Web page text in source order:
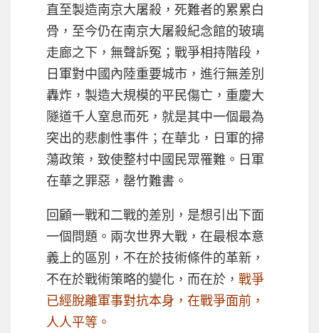
直至製造南京大屠殺，死難者的累累白
骨，至今仍在南京大屠殺紀念館的玻璃
走廊之下，無聲訴冤；戰爭相持階段，
日軍對中國內陸重要城市，進行無差別
轟炸，製造大規模的平民傷亡，重慶大
隧道千人窒息而死，就是其中一個最為
突出的悲劇性事件；在華北，日軍的掃
蕩政策，致使整村中國民眾罹難。日軍
在華之罪惡，罄竹難書。
回顧一戰和二戰的差別，是想引出下面
一個問題。兩次世界大戰，在最根本意
義上的區別，不在於技術條件的革新，
不在於戰術策略的變化，而在於， 戰爭
已經脫離軍事對抗本身，在戰爭面前，
人人平等。